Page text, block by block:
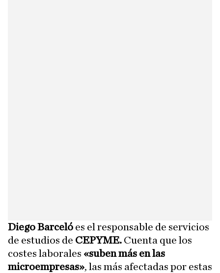
Diego Barceló es el responsable de servicios
de estudios de CEPYME. Cuenta que los
costes laborales «suben más en las
microempresas», las más afectadas por estas